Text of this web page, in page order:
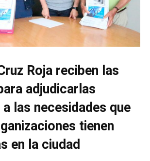
Roja reciben las
adjudicarlas
las necesidades que
tienen
en la ciudad